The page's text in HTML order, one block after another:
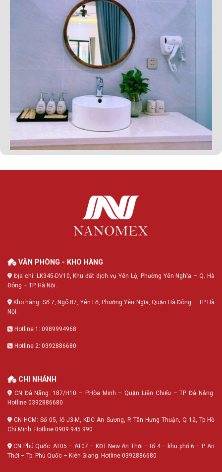
VĂN PHÒNG - KHO HÀNG
Địa chỉ: LK345-DV10, Khu đất dịch vụ Yên Lộ, Phường Yên Nghĩa – Q. Hà
Đông – TP. Hà Nội.
Kho hàng: Số 7, Ngõ 87, Yên Lộ, Phường Yên Ngĩa, Quận Hà Đông – TP Hà
Nội.
Hotline 1: 0989994968
Hotline 2: 0392886680
CHI NHÁNH
CN Đà Nẵng: 187/H10 – P.Hòa Minh – Quận Liên Chiểu – TP Đà Nẵng.
Hotline 0392886680
CN HCM: Số 05, lô J3-M, KDC An Sương, P. Tân Hưng Thuận, Q 12, Tp Hồ
Chí Minh. Hotline 0909 945 990
CN Phú Quốc: AT05 – AT07 – KĐT New An Thới – tổ 4 – khu phố 6 – P. An
Thới – Tp. Phú Quốc – Kiên Giang. Hotline 0392886680